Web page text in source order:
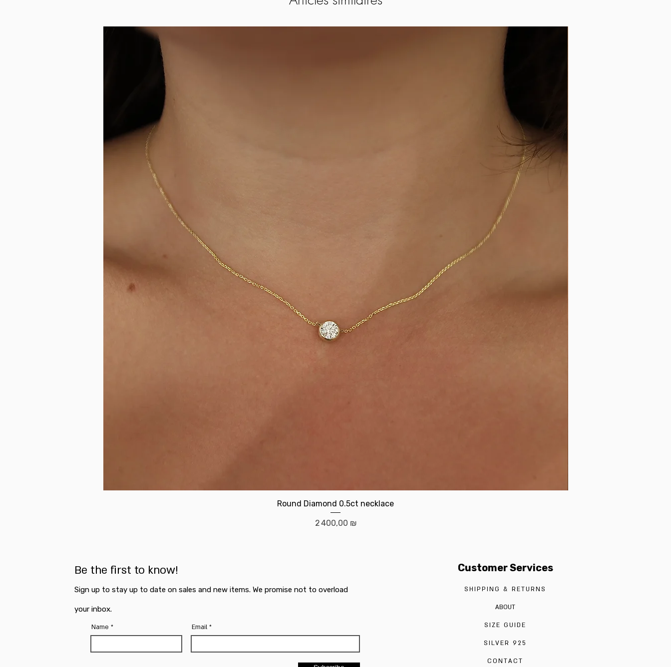
Aperçu rapide
Round Diamond 0.5ct necklace
Prix
2 400,00 ₪
Be the first to know!
Sign up to stay up to date on sales and new items. We promise not to overload
your inbox.
Name Email
Customer Services
SHIPPING & RETURNS
ABOUT
SIZE GUIDE
SILVER 925
CONTACT